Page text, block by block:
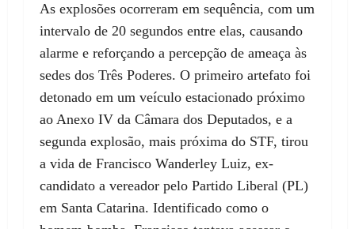
As explosões ocorreram em sequência, com um
intervalo de 20 segundos entre elas, causando
alarme e reforçando a percepção de ameaça às
sedes dos Três Poderes. O primeiro artefato foi
detonado em um veículo estacionado próximo
ao Anexo IV da Câmara dos Deputados, e a
segunda explosão, mais próxima do STF, tirou
a vida de Francisco Wanderley Luiz, ex-
candidato a vereador pelo Partido Liberal (PL)
em Santa Catarina. Identificado como o